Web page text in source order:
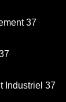
37
Industriel 37